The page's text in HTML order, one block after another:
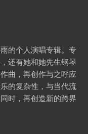
的个人演唱专辑。专
还有她和她先生钢琴
曲，再创作与之呼应
的复杂性，与当代流
时，再创造新的跨界